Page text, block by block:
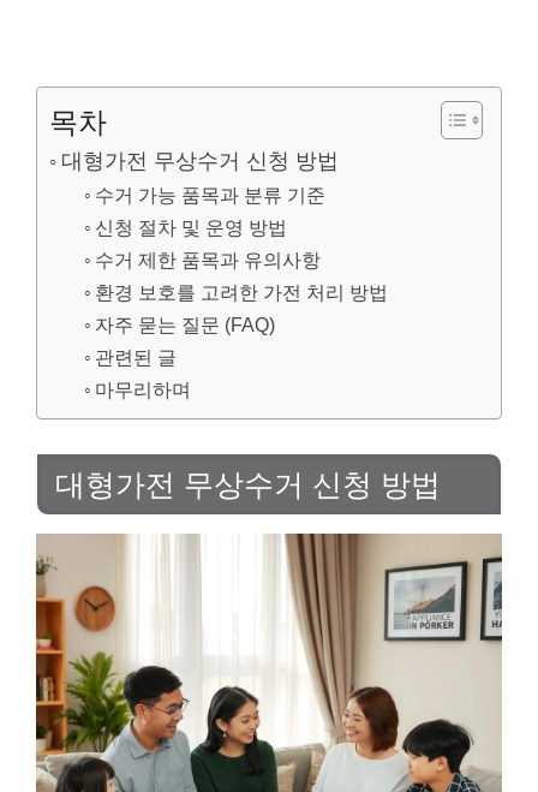
목차
대형가전 무상수거 신청 방법
수거 가능 품목과 분류 기준
신청 절차 및 운영 방법
수거 제한 품목과 유의사항
환경 보호를 고려한 가전 처리 방법
자주 묻는 질문 (FAQ)
관련된 글
마무리하며
대형가전 무상수거 신청 방법